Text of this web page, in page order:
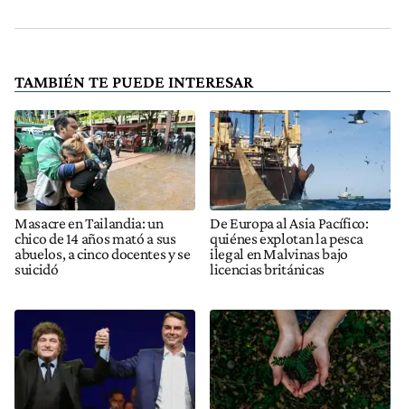
TAMBIÉN TE PUEDE INTERESAR
Masacre en Tailandia: un
chico de 14 años mató a sus
abuelos, a cinco docentes y se
suicidó
De Europa al Asia Pacífico:
quiénes explotan la pesca
ilegal en Malvinas bajo
licencias británicas